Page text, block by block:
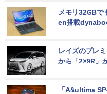
メモリ32GBで
en搭載
レイズのプレ
から「2×9R」
「A&ultima